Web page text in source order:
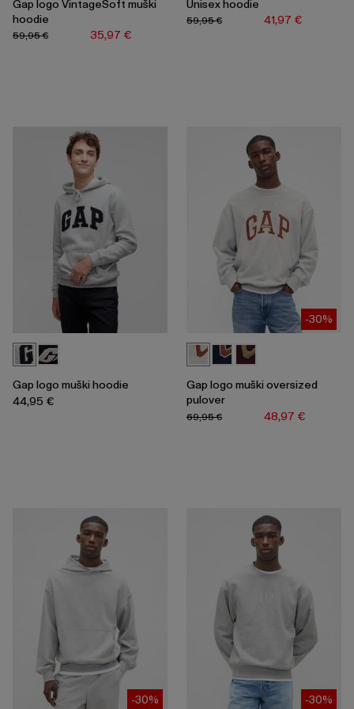
Gap logo VintageSoft muški
hoodie
35,97 €
59,95 €
Unisex hoodie
41,97 €
59,95 €
Gap logo muški hoodie
44,95 €
-30%
Gap logo muški oversized
pulover
48,97 €
69,95 €
-30% -30%